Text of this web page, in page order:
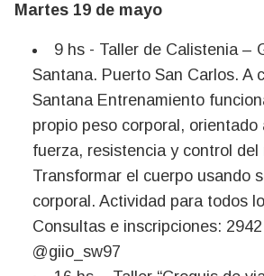
Martes 19 de mayo
9 hs - Taller de Calistenia –
Santana. Puerto San Carlos. A
Santana Entrenamiento
propio peso corporal, orientado
fuerza, resistencia y control del
Transformar el cuerpo usando
corporal. Actividad para todos
Consultas e inscripciones:
@giio_sw97